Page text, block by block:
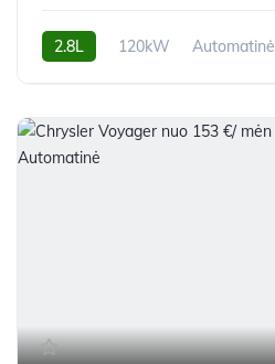
2.8L 120kW Automatinė